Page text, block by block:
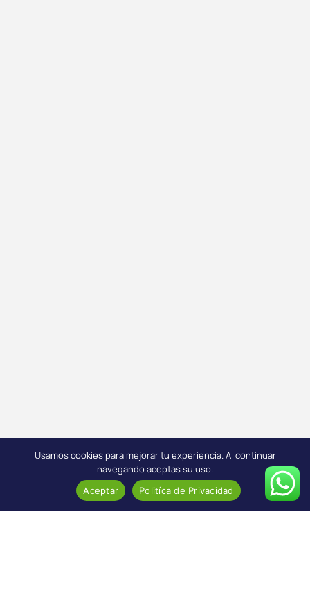
Usamos cookies para mejorar tu experiencia. Al continuar
navegando aceptas su uso.
Aceptar Politíca de Privacidad